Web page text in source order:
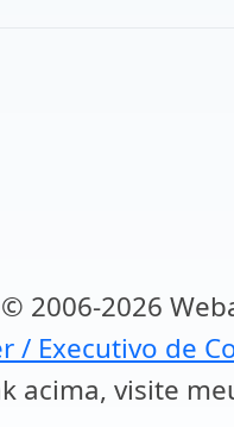
© 2006-2026
/ Executivo de
acima, visite